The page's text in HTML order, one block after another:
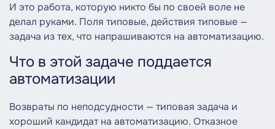
И это работа, которую никто бы по своей воле не
делал руками. Поля типовые, действия типовые —
задача из тех, что напрашиваются на автоматизацию.
Что в этой задаче поддается
автоматизации
Возвраты по неподсудности — типовая задача и
хороший кандидат на автоматизацию. Отказное